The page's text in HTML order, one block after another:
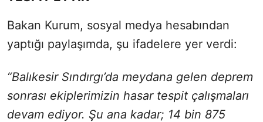
Bakan Kurum, sosyal medya hesabından
yaptığı paylaşımda, şu ifadelere yer verdi:
“Balıkesir Sındırgı’da meydana gelen deprem
sonrası ekiplerimizin hasar tespit çalışmaları
devam ediyor. Şu ana kadar; 14 bin 875